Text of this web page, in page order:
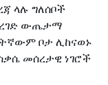
ላሉ ግለሰቦች
ረገድ ውጤታማ
ቦታ ሊከናወኑ
መሰረታዊ ነገሮች